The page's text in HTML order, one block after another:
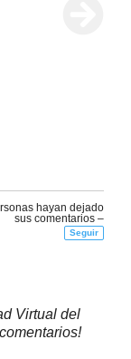
hayan dejado
sus comentarios –
Seguir
Virtual del